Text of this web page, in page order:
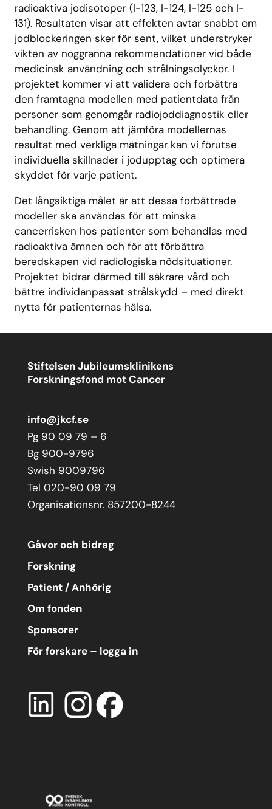
radioaktiva jodisotoper (I-123, I-124, I-125 och I-
131). Resultaten visar att effekten avtar snabbt om
jodblockeringen sker för sent, vilket understryker
vikten av noggranna rekommendationer vid både
medicinsk användning och strålningsolyckor. I
projektet kommer vi att validera och förbättra
den framtagna modellen med patientdata från
personer som genomgår radiojoddiagnostik eller
behandling. Genom att jämföra modellernas
resultat med verkliga mätningar kan vi förutse
individuella skillnader i jodupptag och optimera
skyddet för varje patient.
Det långsiktiga målet är att dessa förbättrade
modeller ska användas för att minska
cancerrisken hos patienter som behandlas med
radioaktiva ämnen och för att förbättra
beredskapen vid radiologiska nödsituationer.
Projektet bidrar därmed till säkrare vård och
bättre individanpassat strålskydd – med direkt
nytta för patienternas hälsa.
Stiftelsen Jubileumsklinikens
Forskningsfond mot Cancer
info@jkcf.se
Pg 90 09 79 – 6
Bg 900-9796
Swish 9009796
Tel 020-90 09 79
Organisationsnr. 857200-8244
Gåvor och bidrag
Forskning
Patient / Anhörig
Om fonden
Sponsorer
För forskare – logga in